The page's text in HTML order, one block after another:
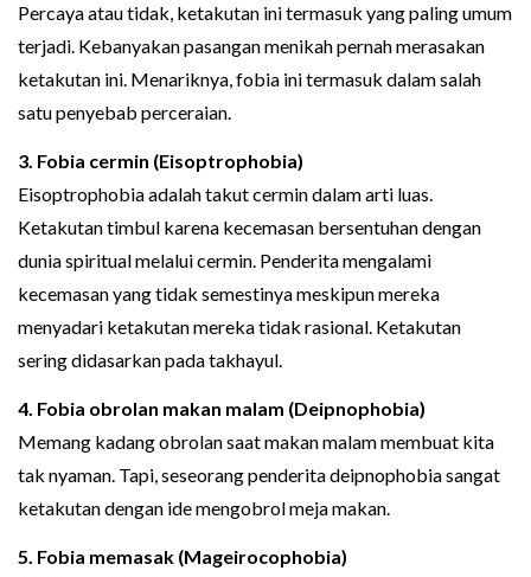
Percaya atau tidak, ketakutan ini termasuk yang paling umum
terjadi. Kebanyakan pasangan menikah pernah merasakan
ketakutan ini. Menariknya, fobia ini termasuk dalam salah
satu penyebab perceraian.
3. Fobia cermin (Eisoptrophobia)
Eisoptrophobia adalah takut cermin dalam arti luas.
Ketakutan timbul karena kecemasan bersentuhan dengan
dunia spiritual melalui cermin. Penderita mengalami
kecemasan yang tidak semestinya meskipun mereka
menyadari ketakutan mereka tidak rasional. Ketakutan
sering didasarkan pada takhayul.
4. Fobia obrolan makan malam (Deipnophobia)
Memang kadang obrolan saat makan malam membuat kita
tak nyaman. Tapi, seseorang penderita deipnophobia sangat
ketakutan dengan ide mengobrol meja makan.
5. Fobia memasak (Mageirocophobia)